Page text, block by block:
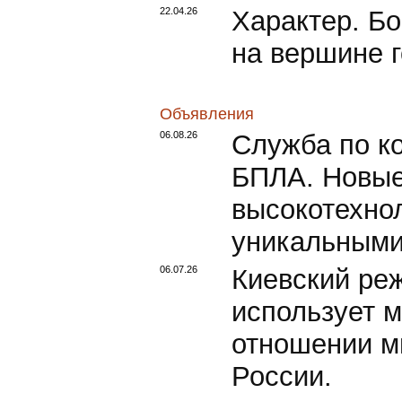
22.04.26
Характер.
на вершине
Объявления
06.08.26
Служба по
БПЛА.
06.07.26
Киевский
использует
отношении
России.